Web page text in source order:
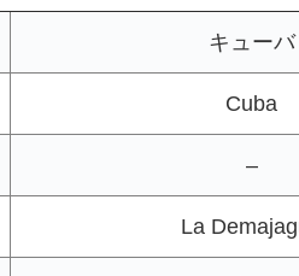
キューバ
Cuba
–
La